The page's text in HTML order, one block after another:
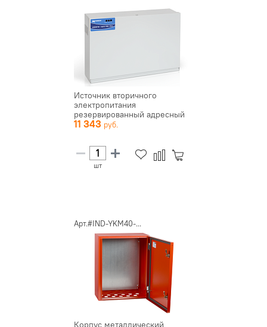
Источник вторичного
электропитания
резервированный адресный
ИВЭПР 12/5 RS-R...
11 343
шт
Арт.#IND-YKM40-...
Корпус металлический